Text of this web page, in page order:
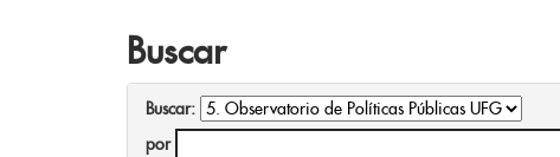
Buscar
Buscar:
por